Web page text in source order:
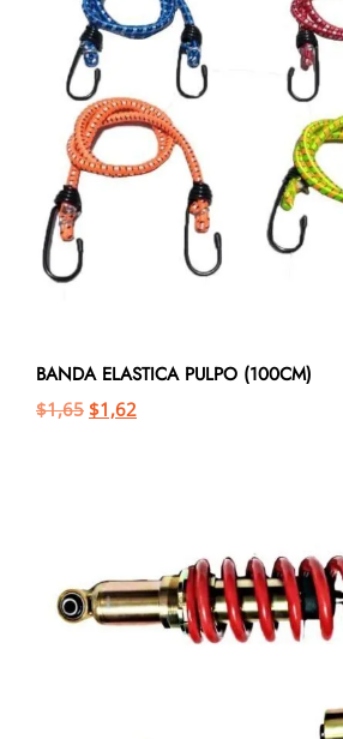
BANDA ELASTICA PULPO (100CM)
$1,65 $1,62